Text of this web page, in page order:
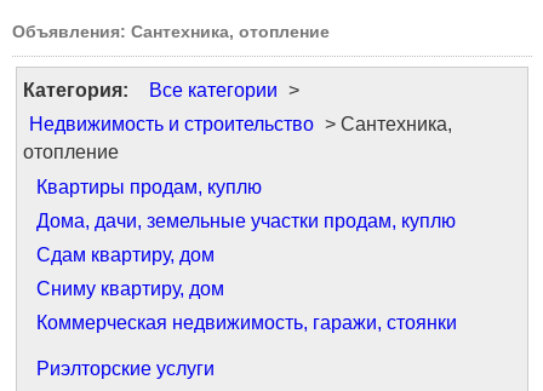
Объявления: Сантехника, отопление
Категория: Все категории >
Недвижимость и строительство > Сантехника,
отопление
Квартиры продам, куплю
Дома, дачи, земельные участки продам, куплю
Сдам квартиру, дом
Сниму квартиру, дом
Коммерческая недвижимость, гаражи, стоянки
Риэлторские услуги